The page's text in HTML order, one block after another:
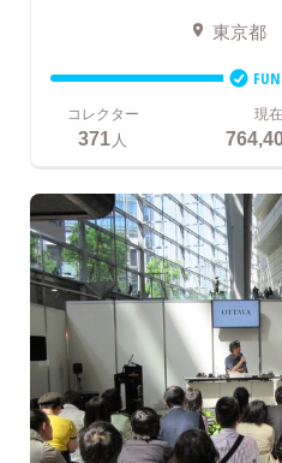
東京都
コレクター
371人
現在